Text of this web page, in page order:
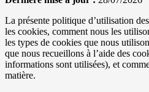
La présente politique d’utilisation
les cookies, comment nous les
les types de cookies que nous
que nous recueillons à l’aide des
informations sont utilisées), et
matière.
En partageant
votre intérêt
et votre
comportement
lorsque vous
visitez notre
site, vous
augmentez les